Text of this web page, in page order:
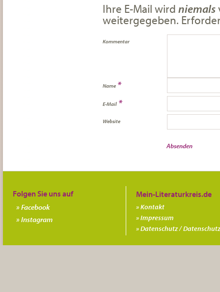
Ihre E-Mail wird niemals
weitergegeben.
Kommentar
Name *
E-Mail *
Website
Kontakt
Impressum
Datenschutz /
Folgen Sie uns auf
Facebook
Instagram